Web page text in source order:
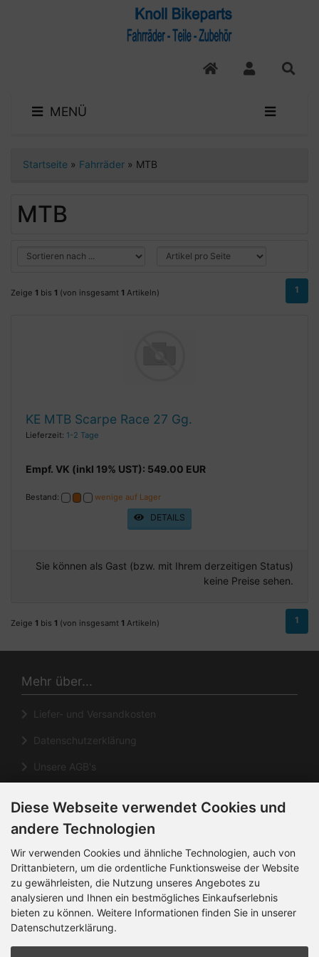
MENÜ
Startseite » Fahrräder » MTB
MTB
Zeige 1 bis 1 (von insgesamt 1 Artikeln) 1
KE MTB Scarpe Race 27 Gg.
Lieferzeit: 1-2 Tage
Empf. VK (inkl 19% UST): 549.00 EUR
Bestand: wenige auf Lager
DETAILS
Sie können als Gast (bzw. mit Ihrem derzeitigen Status)
keine Preise sehen.
Zeige 1 bis 1 (von insgesamt 1 Artikeln) 1
Mehr über...
Liefer- und Versandkosten
Datenschutzerklärung
Unsere AGB's
Informationen
Kontakt
Sitemap
Diese Webseite verwendet Cookies und
andere Technologien
Wir verwenden Cookies und ähnliche Technologien, auch von
Drittanbietern, um die ordentliche Funktionsweise der Website
zu gewährleisten, die Nutzung unseres Angebotes zu
analysieren und Ihnen ein bestmögliches Einkaufserlebnis
bieten zu können. Weitere Informationen finden Sie in unserer
Datenschutzerklärung.